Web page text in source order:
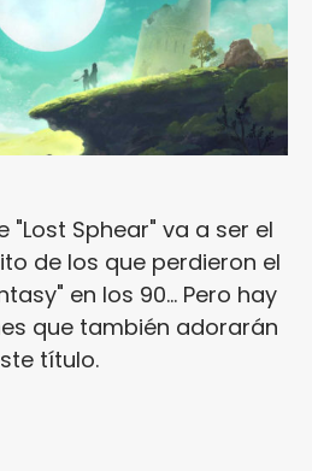
"Lost Sphear" va a ser el
de los que perdieron el
en los 90... Pero hay
que también adorarán
título.